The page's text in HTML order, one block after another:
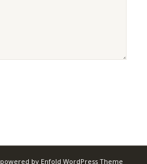
powered by Enfold WordPress Theme